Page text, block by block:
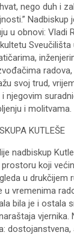
nego duh i
Nadbiskup
u obnovi: Vladi
Sveučilišta
svoj trud,
njegovim
i molitvama.
KUTLEŠE
nadbiskup
koji
u drukčijem
u vremenima
bila je i ostala
vjernika.
dostojanstvena,